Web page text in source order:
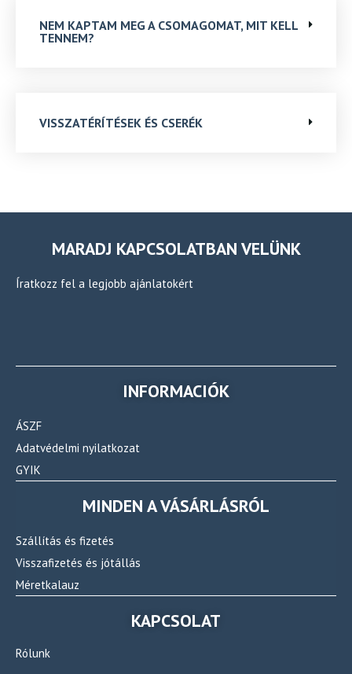
NEM KAPTAM MEG A CSOMAGOMAT, MIT KELL
TENNEM?
VISSZATÉRÍTÉSEK ÉS CSERÉK
MARADJ KAPCSOLATBAN VELÜNK
Íratkozz fel a legjobb ajánlatokért
INFORMACIÓK
ÁSZF
Adatvédelmi nyilatkozat
GYIK
MINDEN A VÁSÁRLÁSRÓL
Szállítás és fizetés
Visszafizetés és jótállás
Méretkalauz
KAPCSOLAT
Rólunk